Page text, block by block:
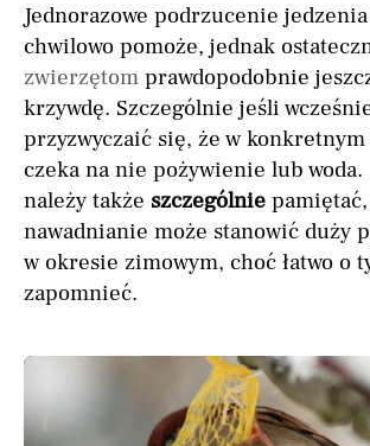
Jednorazowe podrzucenie
chwilowo pomoże, jednak
zwierzętom prawdopodobnie
krzywdę. Szczególnie jeśli
przyzwyczaić się, że w
czeka na nie pożywienie lub
należy także szczególnie
nawadnianie może stanowić duży
w okresie zimowym, choć łatwo o
zapomnieć.